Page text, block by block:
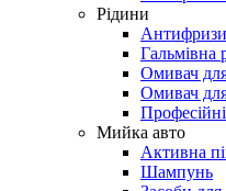
Рідини
Антифризи
Гальмівна
Омивач для
Омивач
Мийка авто
Активна
Шампунь